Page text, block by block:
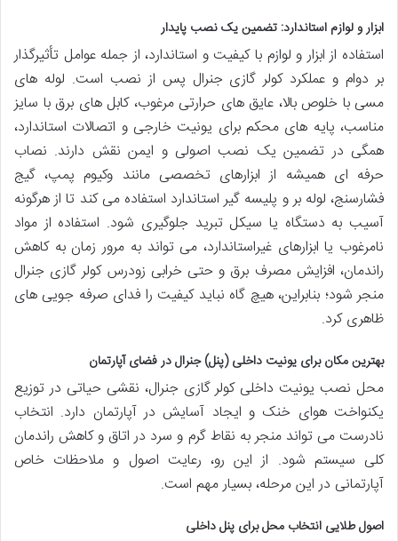
ابزار و لوازم استاندارد: تضمین یک نصب پایدار
استفاده از ابزار و لوازم با کیفیت و استاندارد، از جمله عوامل تأثیرگذار
بر دوام و عملکرد کولر گازی جنرال پس از نصب است. لوله های
مسی با خلوص بالا، عایق های حرارتی مرغوب، کابل های برق با سایز
مناسب، پایه های محکم برای یونیت خارجی و اتصالات استاندارد،
همگی در تضمین یک نصب اصولی و ایمن نقش دارند. نصاب
حرفه ای همیشه از ابزارهای تخصصی مانند وکیوم پمپ، گیج
فشارسنج، لوله بر و پلیسه گیر استاندارد استفاده می کند تا از هرگونه
آسیب به دستگاه یا سیکل تبرید جلوگیری شود. استفاده از مواد
نامرغوب یا ابزارهای غیراستاندارد، می تواند به مرور زمان به کاهش
راندمان، افزایش مصرف برق و حتی خرابی زودرس کولر گازی جنرال
منجر شود؛ بنابراین، هیچ گاه نباید کیفیت را فدای صرفه جویی های
ظاهری کرد.
بهترین مکان برای یونیت داخلی (پنل) جنرال در فضای آپارتمان
محل نصب یونیت داخلی کولر گازی جنرال، نقشی حیاتی در توزیع
یکنواخت هوای خنک و ایجاد آسایش در آپارتمان دارد. انتخاب
نادرست می تواند منجر به نقاط گرم و سرد در اتاق و کاهش راندمان
کلی سیستم شود. از این رو، رعایت اصول و ملاحظات خاص
آپارتمانی در این مرحله، بسیار مهم است.
اصول طلایی انتخاب محل برای پنل داخلی